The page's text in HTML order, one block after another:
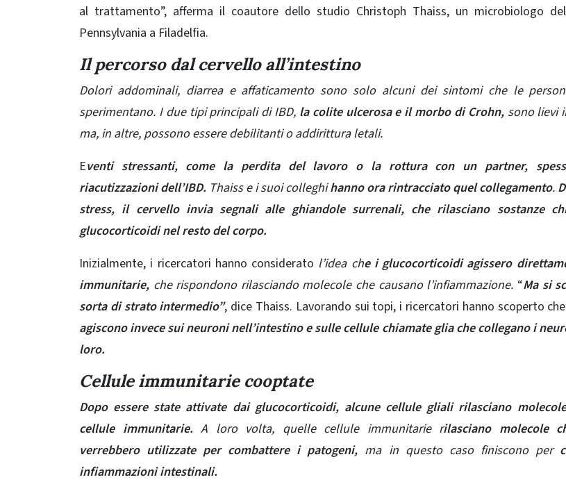
al trattamento”, afferma il coautore dello studio Christoph Thaiss, un microbiologo
Pennsylvania a Filadelfia.
Il percorso dal cervello all’intestino
Dolori addominali, diarrea e affaticamento sono solo alcuni dei sintomi che le
sperimentano. I due tipi principali di IBD, la colite ulcerosa e il morbo di Crohn,sono lievi
ma, in altre, possono essere debilitanti o addirittura letali.
Eventi stressanti, come la perdita del lavoro o la rottura con un partner,
riacutizzazioni dell’IBD. Thaiss e i suoi colleghihanno ora rintracciato quel collegamento.
stress, il cervello invia segnali alle ghiandole surrenali, che rilasciano sostanze
glucocorticoidi nel resto del corpo.
Inizialmente, i ricercatori hanno considerato l’idea che i glucocorticoidi agissero
immunitarie, che rispondono rilasciando molecole che causano l’infiammazione. “Ma si
sorta di strato intermedio”, dice Thaiss. Lavorando sui topi, i ricercatori hanno scoperto che
agiscono invece sui neuroni nell’intestino e sulle cellule chiamate glia che collegano i
loro.
Cellule immunitarie cooptate
Dopo essere state attivate dai glucocorticoidi, alcune cellule gliali rilasciano
cellule immunitarie. A loro volta, quelle cellule immunitarie rilasciano molecole
verrebbero utilizzate per combattere i patogeni, ma in questo caso finiscono per
infiammazioni intestinali.